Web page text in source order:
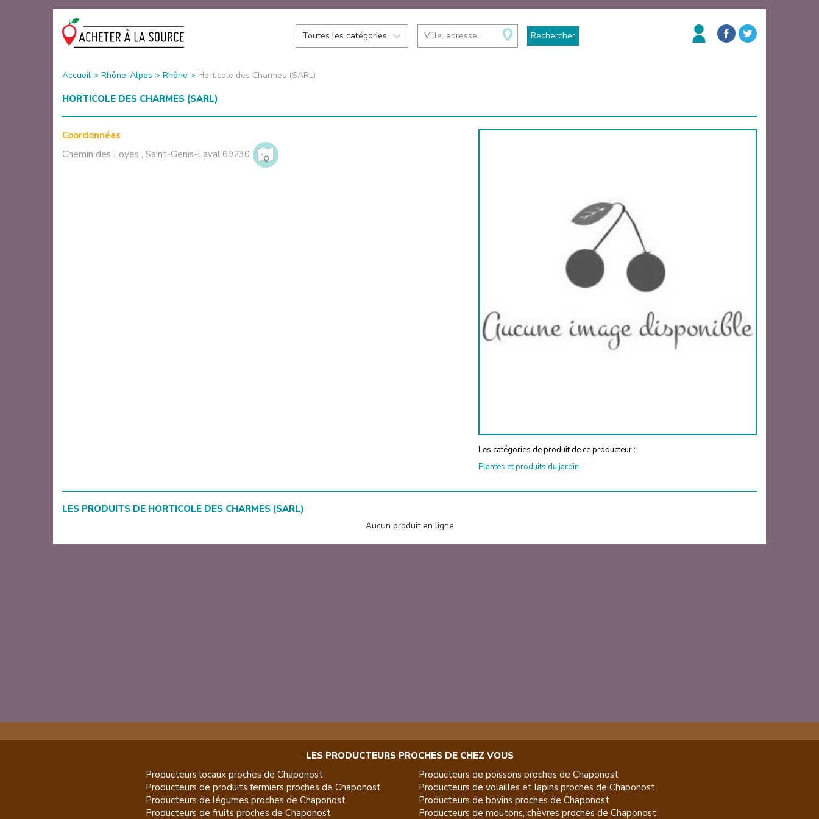
Toutes les catégories Ville, adresse... Rechercher
Accueil > Rhône-Alpes > Rhône > Horticole des Charmes (SARL)
HORTICOLE DES CHARMES (SARL)
Coordonnées
Chemin des Loyes , Saint-Genis-Laval 69230
Les catégories de produit de ce producteur :
Plantes et produits du jardin
LES PRODUITS DE HORTICOLE DES CHARMES (SARL)
Aucun produit en ligne
LES PRODUCTEURS PROCHES DE CHEZ VOUS
Producteurs locaux proches de Chaponost
Producteurs de produits fermiers proches de Chaponost
Producteurs de légumes proches de Chaponost
Producteurs de fruits proches de Chaponost
Producteurs de poissons proches de Chaponost
Producteurs de volailles et lapins proches de Chaponost
Producteurs de bovins proches de Chaponost
Producteurs de moutons, chèvres proches de Chaponost